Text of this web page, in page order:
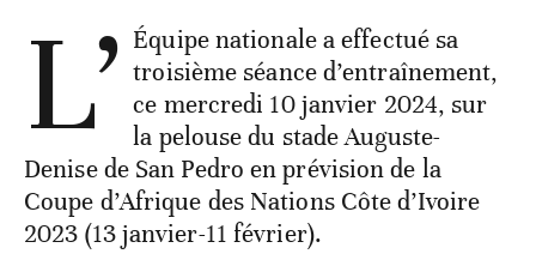
L’ Équipe nationale a effectué sa
troisième séance d’entraînement,
ce mercredi 10 janvier 2024, sur
la pelouse du stade Auguste-
Denise de San Pedro en prévision de la
Coupe d’Afrique des Nations Côte d’Ivoire
2023 (13 janvier-11 février).